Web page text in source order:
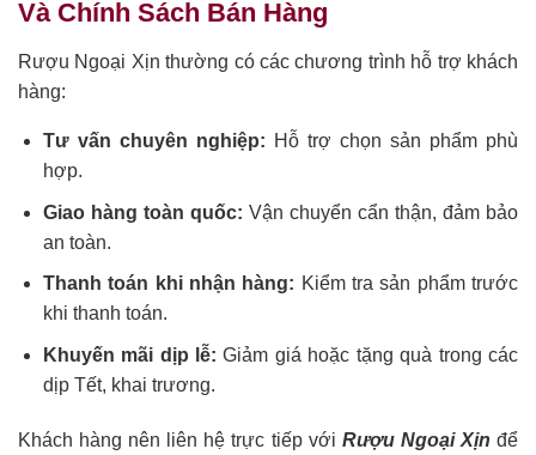
Và Chính Sách Bán Hàng
Rượu Ngoại Xịn thường có các chương trình hỗ trợ khách
hàng:
Tư vấn chuyên nghiệp: Hỗ trợ chọn sản phẩm phù
hợp.
Giao hàng toàn quốc: Vận chuyển cẩn thận, đảm bảo
an toàn.
Thanh toán khi nhận hàng: Kiểm tra sản phẩm trước
khi thanh toán.
Khuyến mãi dịp lễ: Giảm giá hoặc tặng quà trong các
dịp Tết, khai trương.
Khách hàng nên liên hệ trực tiếp với Rượu Ngoại Xịn để